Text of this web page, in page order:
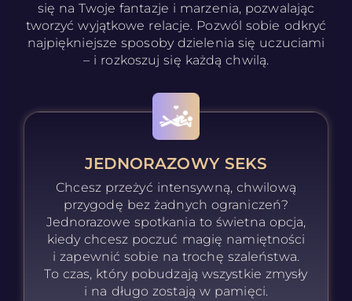
się na Twoje fantazje i marzenia, pozwalając
tworzyć wyjątkowe relacje. Pozwól sobie odkryć
najpiękniejsze sposoby dzielenia się uczuciami
– i rozkoszuj się każdą chwilą.
JEDNORAZOWY SEKS
Chcesz przeżyć intensywną, chwilową
przygodę bez żadnych ograniczeń?
Jednorazowe spotkania to świetna opcja,
kiedy chcesz poczuć magię namiętności
i zapewnić sobie na trochę szaleństwa.
To czas, który pobudzają wszystkie zmysły
i na długo zostają w pamięci.